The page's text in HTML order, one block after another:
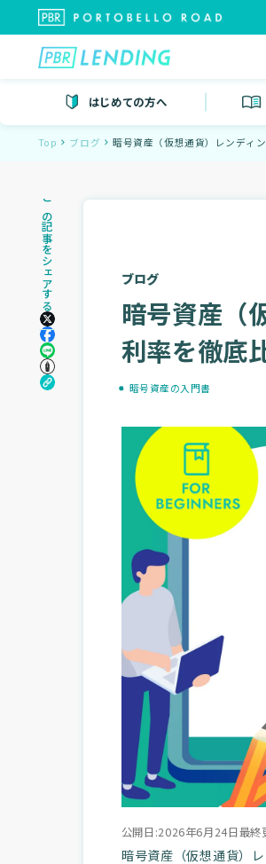
はじめての方へ
Top ブログ 暗号資産（仮想通貨）レンディ
ブログ
暗号資産（
利率を徹底
暗号資産の入門書
公開日:2026年6月24日最終
暗号資産（仮想通貨）
この記事をシェアする